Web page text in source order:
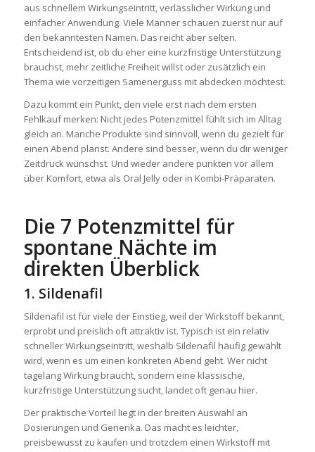
aus schnellem Wirkungseintritt, verlässlicher Wirkung und
einfacher Anwendung. Viele Männer schauen zuerst nur auf
den bekanntesten Namen. Das reicht aber selten.
Entscheidend ist, ob du eher eine kurzfristige Unterstützung
brauchst, mehr zeitliche Freiheit willst oder zusätzlich ein
Thema wie vorzeitigen Samenerguss mit abdecken möchtest.
Dazu kommt ein Punkt, den viele erst nach dem ersten
Fehlkauf merken: Nicht jedes Potenzmittel fühlt sich im Alltag
gleich an. Manche Produkte sind sinnvoll, wenn du gezielt für
einen Abend planst. Andere sind besser, wenn du dir weniger
Zeitdruck wünschst. Und wieder andere punkten vor allem
über Komfort, etwa als Oral Jelly oder in Kombi-Präparaten.
Die 7 Potenzmittel für
spontane Nächte im
direkten Überblick
1. Sildenafil
Sildenafil ist für viele der Einstieg, weil der Wirkstoff bekannt,
erprobt und preislich oft attraktiv ist. Typisch ist ein relativ
schneller Wirkungseintritt, weshalb Sildenafil häufig gewählt
wird, wenn es um einen konkreten Abend geht. Wer nicht
tagelang Wirkung braucht, sondern eine klassische,
kurzfristige Unterstützung sucht, landet oft genau hier.
Der praktische Vorteil liegt in der breiten Auswahl an
Dosierungen und Generika. Das macht es leichter,
preisbewusst zu kaufen und trotzdem einen Wirkstoff mit